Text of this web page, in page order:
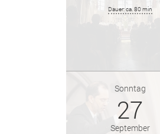
Dauer: ca. 80 min
Sonntag
27
September